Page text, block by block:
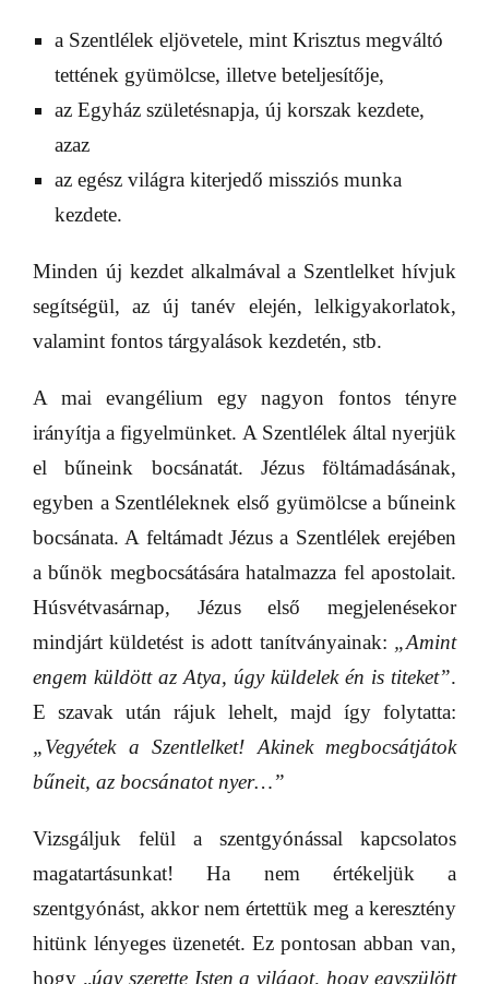
a Szentlélek eljövetele, mint Krisztus megváltó
tettének gyümölcse, illetve beteljesítője,
az Egyház születésnapja, új korszak kezdete,
azaz
az egész világra kiterjedő missziós munka
kezdete.
Minden új kezdet alkalmával a Szentlelket hívjuk
segítségül, az új tanév elején, lelkigyakorlatok,
valamint fontos tárgyalások kezdetén, stb.
A mai evangélium egy nagyon fontos tényre
irányítja a figyelmünket. A Szentlélek által nyerjük
el bűneink bocsánatát. Jézus föltámadásának,
egyben a Szentléleknek első gyümölcse a bűneink
bocsánata. A feltámadt Jézus a Szentlélek erejében
a bűnök megbocsátására hatalmazza fel apostolait.
Húsvétvasárnap, Jézus első megjelenésekor
mindjárt küldetést is adott tanítványainak: „Amint
engem küldött az Atya, úgy küldelek én is titeket”.
E szavak után rájuk lehelt, majd így folytatta:
„Vegyétek a Szentlelket! Akinek megbocsátjátok
bűneit, az bocsánatot nyer…”
Vizsgáljuk felül a szentgyónással kapcsolatos
magatartásunkat! Ha nem értékeljük a
szentgyónást, akkor nem értettük meg a keresztény
hitünk lényeges üzenetét. Ez pontosan abban van,
hogy „úgy szerette Isten a világot, hogy egyszülött